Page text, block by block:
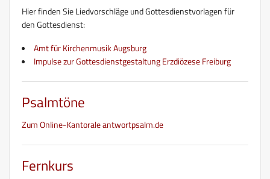
Hier finden Sie Liedvorschläge und Gottesdienstvorlagen für
den Gottesdienst:
Amt für Kirchenmusik Augsburg
Impulse zur Gottesdienstgestaltung Erzdiözese Freiburg
Psalmtöne
Zum Online-Kantorale antwortpsalm.de
Fernkurs